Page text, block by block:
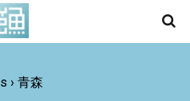
› 青森